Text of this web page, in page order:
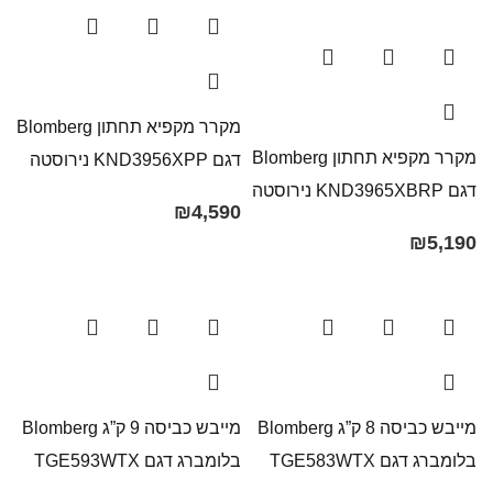
מקרר מקפיא תחתון Blomberg
דגם KND3965XBRP נירוסטה
₪5,190
מקרר מקפיא תחתון Blomberg
דגם KND3956XPP נירוסטה
₪4,590
מייבש כביסה 8 ק”ג Blomberg
בלומברג דגם TGE583WTX
מייבש כביסה 9 ק”ג Blomberg
בלומברג דגם TGE593WTX